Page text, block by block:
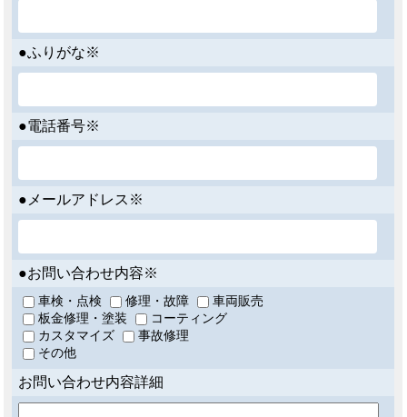
●ふりがな※
●電話番号※
●メールアドレス※
●お問い合わせ内容※
車検・点検 修理・故障
車両販売
板金修理・塗装
コーティング
カスタマイズ
事故修理
その他
お問い合わせ内容詳細